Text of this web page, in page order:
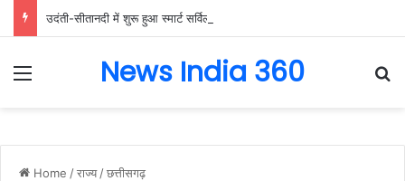
Menu News India 360
Home /राज्य /छत्तीसगढ़